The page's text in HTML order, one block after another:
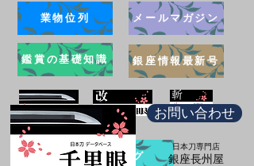
業物位列
鑑賞の基礎知識
メールマガジン
銀座情報最新号
ブログ
お問い合わせ
日本刀専門店
​銀座長州屋